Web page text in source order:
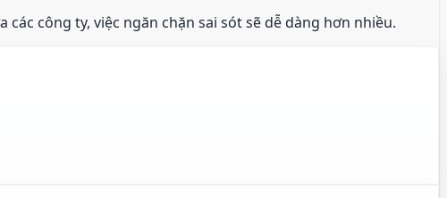
công ty, việc ngăn chặn sai sót sẽ dễ dàng hơn nhiều.